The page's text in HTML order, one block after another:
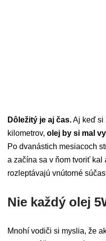
Dôležitý je aj čas.Aj keď si
kilometrov, olej by si mal
Po dvanástich mesiacoch
a začína sa v ňom tvoriť kal
rozleptávajú vnútorné
Nie každý olej
Mnohí vodiči si myslia, že